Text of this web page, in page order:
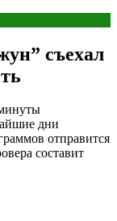
съехал
дни
отправится
составит